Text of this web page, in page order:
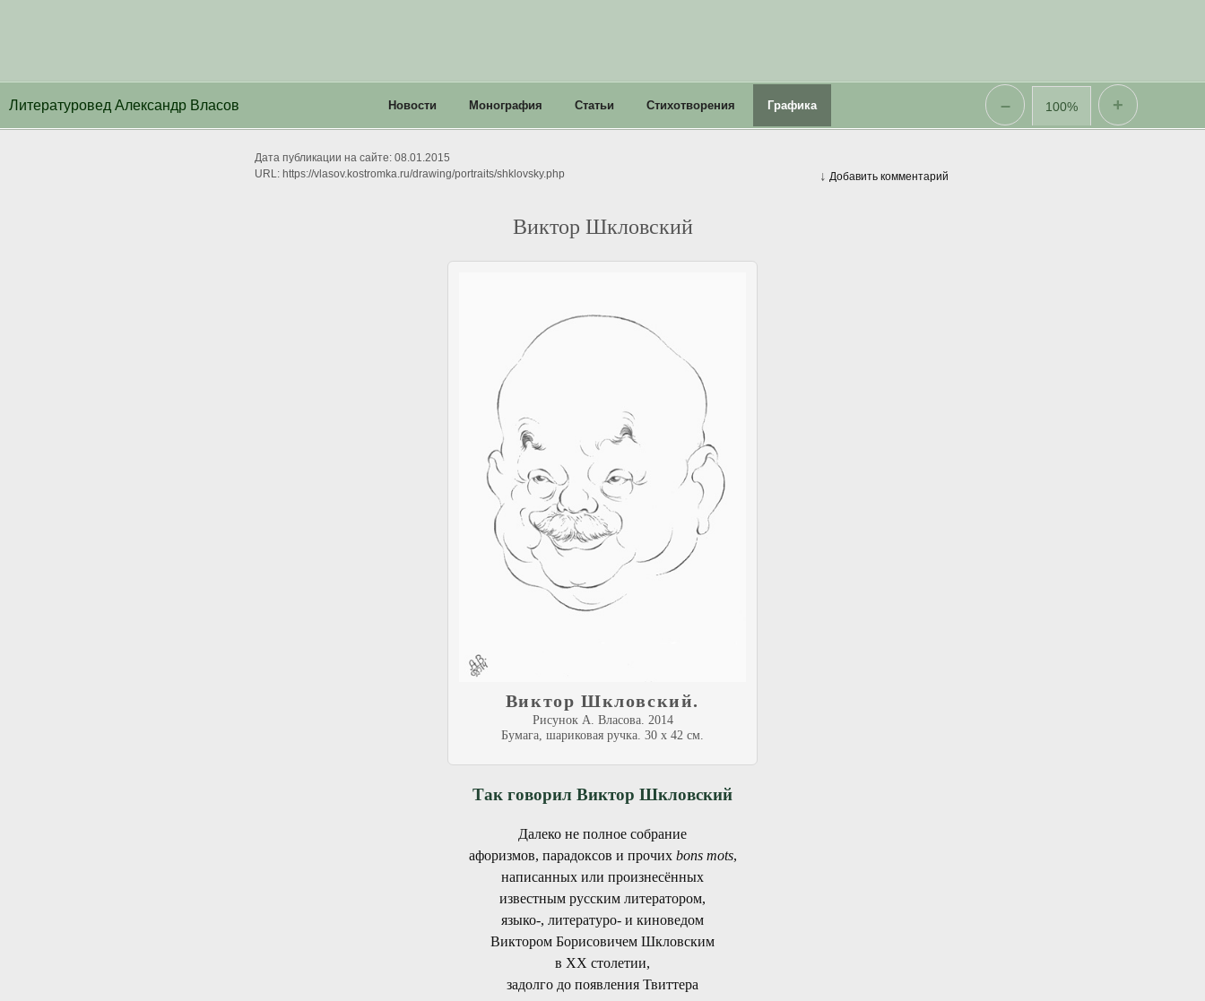
Литературовед Александр Власов Новости Монография Статьи Стихотворения Графика – 100% +
Дата публикации на сайте: 08.01.2015
URL: https://vlasov.kostromka.ru/drawing/portraits/shklovsky.php
↓ Добавить комментарий
Виктор Шкловский
Виктор Шкловский.
Рисунок А. Власова. 2014
Бумага, шариковая ручка. 30 x 42 см.
Так говорил Виктор Шкловский
Далеко не полное собрание
афоризмов, парадоксов и прочих bons mots,
написанных или произнесённых
известным русским литератором,
языко-, литературо- и киноведом
Виктором Борисовичем Шкловским
в XX столетии,
задолго до появления Твиттера